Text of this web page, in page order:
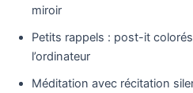
miroir
Petits rappels : post-it
l’ordinateur
Méditation avec récitation